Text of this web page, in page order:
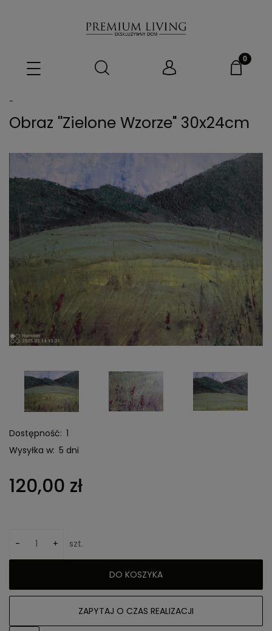
-
Obraz ''Zielone Wzorze" 30x24cm
Dostępność: 1
Wysyłka w: 5 dni
120,00 zł
- + szt.
DO KOSZYKA
ZAPYTAJ O CZAS REALIZACJI